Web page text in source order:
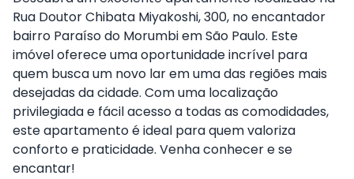
Rua Doutor Chibata Miyakoshi, 300, no encantador
bairro Paraíso do Morumbi em São Paulo. Este
imóvel oferece uma oportunidade incrível para
quem busca um novo lar em uma das regiões mais
desejadas da cidade. Com uma localização
privilegiada e fácil acesso a todas as comodidades,
este apartamento é ideal para quem valoriza
conforto e praticidade. Venha conhecer e se
encantar!